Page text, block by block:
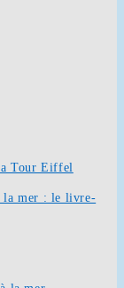
Tour Eiffel
la mer : le livre-